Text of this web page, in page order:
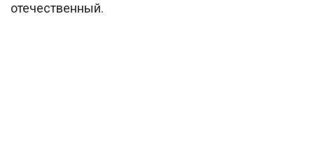
отечественный.